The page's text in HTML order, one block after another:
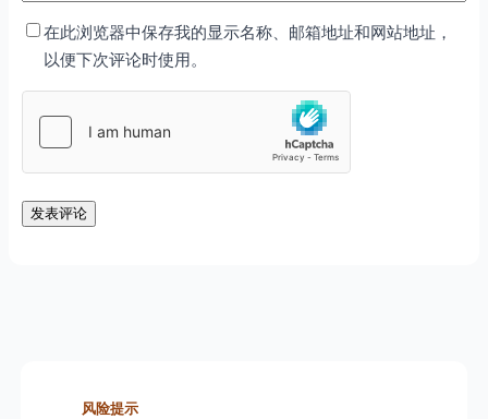
在此浏览器中保存我的显示名称、邮箱地址和网站地址，
以便下次评论时使用。
风险提示